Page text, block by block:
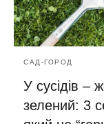
САД-ГОРОД
У сусідів –
зелений: 3